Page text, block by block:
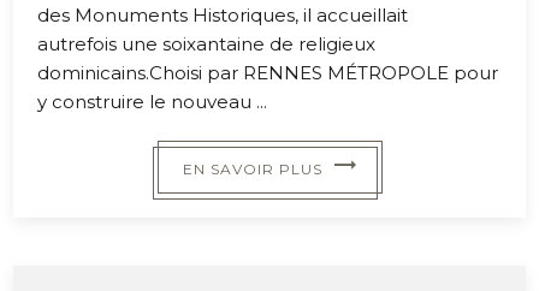
des Monuments Historiques, il accueillait
autrefois une soixantaine de religieux
dominicains.Choisi par RENNES MÉTROPOLE pour
y construire le nouveau ...
EN SAVOIR PLUS